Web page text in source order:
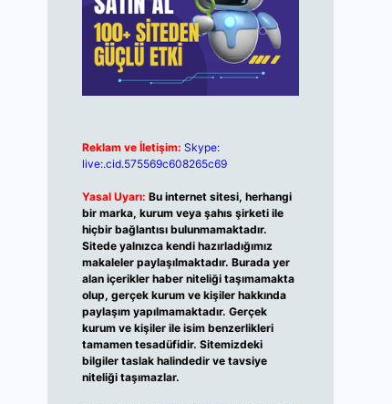
Reklam ve İletişim: Skype:
live:.cid.575569c608265c69
Yasal Uyarı: Bu internet sitesi, herhangi
bir marka, kurum veya şahıs şirketi ile
hiçbir bağlantısı bulunmamaktadır.
Sitede yalnızca kendi hazırladığımız
makaleler paylaşılmaktadır. Burada yer
alan içerikler haber niteliği taşımamakta
olup, gerçek kurum ve kişiler hakkında
paylaşım yapılmamaktadır. Gerçek
kurum ve kişiler ile isim benzerlikleri
tamamen tesadüfidir. Sitemizdeki
bilgiler taslak halindedir ve tavsiye
niteliği taşımazlar.